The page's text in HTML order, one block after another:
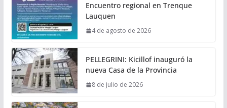
Encuentro regional en Trenque
Lauquen
4 de agosto de 2026
PELLEGRINI: Kicillof inauguró la
nueva Casa de la Provincia
8 de julio de 2026